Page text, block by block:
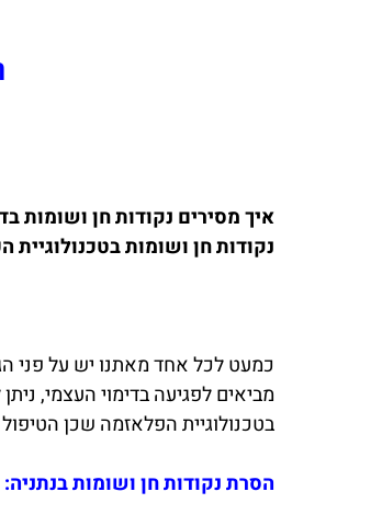
איך מסירים נקודות חן ושומות
נקודות חן ושומות
כמעט לכל אחד מאתנו יש על פני
מביאים לפגיעה בדימוי העצמי,
בטכנולוגיית הפלאזמה שכן
הסרת נקודות חן ושומות בנתניה: